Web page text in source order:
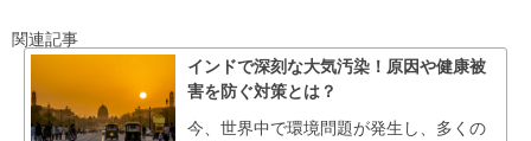
関連記事
インドで深刻な大気汚染！原因や健康被
害を防ぐ対策とは？
今、世界中で環境問題が発生し、多くの